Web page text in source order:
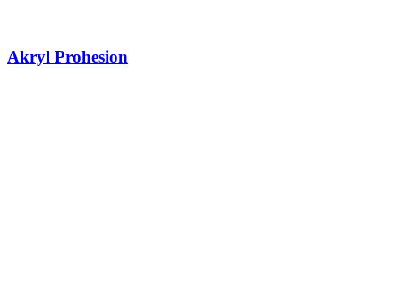
Akryl Prohesion